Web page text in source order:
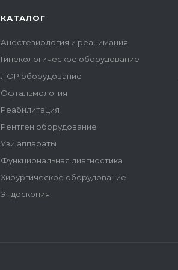
КАТАЛОГ
Анестезиология и реанимация
Гинекологическое оборудование
ЛОР оборудование
Офтальмология
Реабилитация
Рентген оборудование
Узи аппараты
Функциональная диагностика
Хирургическое оборудование
Эндоскопия